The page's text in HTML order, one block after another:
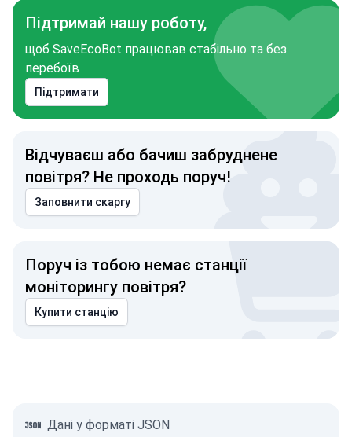
Підтримай нашу роботу,
щоб SaveEcoBot працював стабільно та без
перебоїв
Підтримати
Відчуваєш або бачиш забруднене
повітря? Не проходь поруч!
Заповнити скаргу
Поруч із тобою немає станції
моніторингу повітря?
Купити станцію
Дані у форматі JSON